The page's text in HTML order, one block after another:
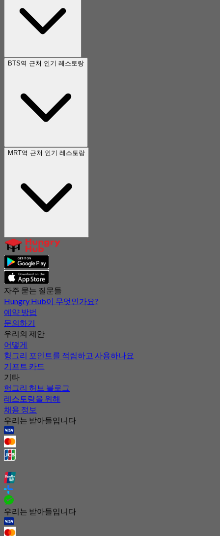
BTS역 근처 인기 레스토랑
MRT역 근처 인기 레스토랑
자주 묻는 질문들
Hungry Hub이 무엇인가요?
예약 방법
문의하기
우리의 제안
어떻게
헝그리 포인트를 적립하고 사용하나요
기프트 카드
기타
헝그리 허브 블로그
레스토랑을 위해
채용 정보
우리는 받아들입니다
우리는 받아들입니다